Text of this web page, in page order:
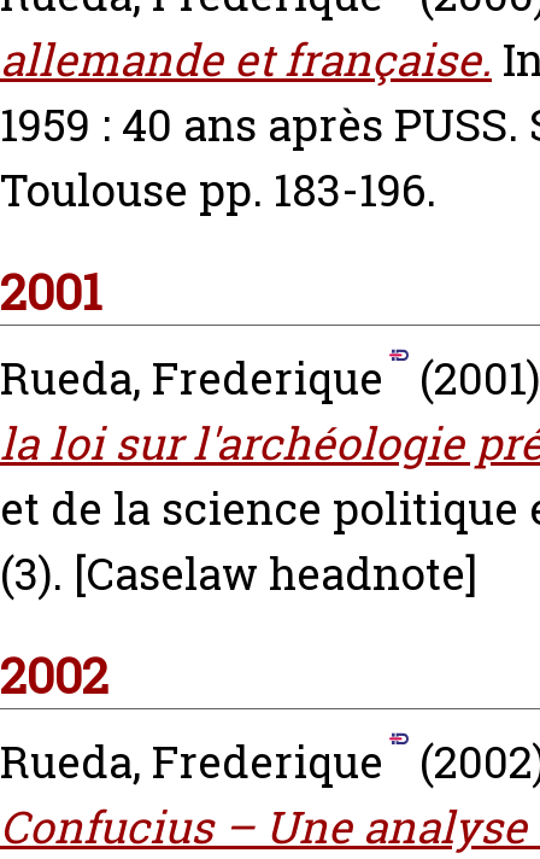
allemande et française.
1959 : 40 ans après
Toulouse pp. 183-196.
2001
Rueda, Frederique
la loi sur l'archéologie
et de la science politique
(3). [Caselaw headnote]
2002
Rueda, Frederique
Confucius – Une